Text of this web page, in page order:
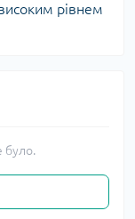
рівнем
було.